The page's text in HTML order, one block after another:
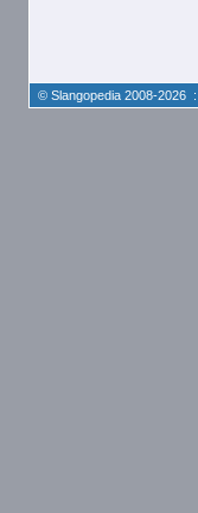
© Slangopedia 2008-2026 :